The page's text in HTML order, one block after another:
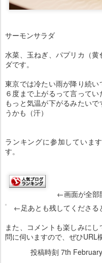
サーモンサラダ
水菜、玉ねぎ、パプリカ（
ダです。
東京では冷たい雨が降り続い
６度まで上がるって言って
もっと気温が下がるみたい
うかも（汗）
ランキングに参加していま
す。
←画面が全部
←足あとも残してくださる
また、コメントも楽しみに
問に伺いますので、ぜひURL
投稿時刻 7th